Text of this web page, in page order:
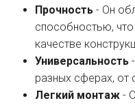
Прочность - Он
способностью,
качестве
Универсальность
разных сферах, от
Легкий монтаж -